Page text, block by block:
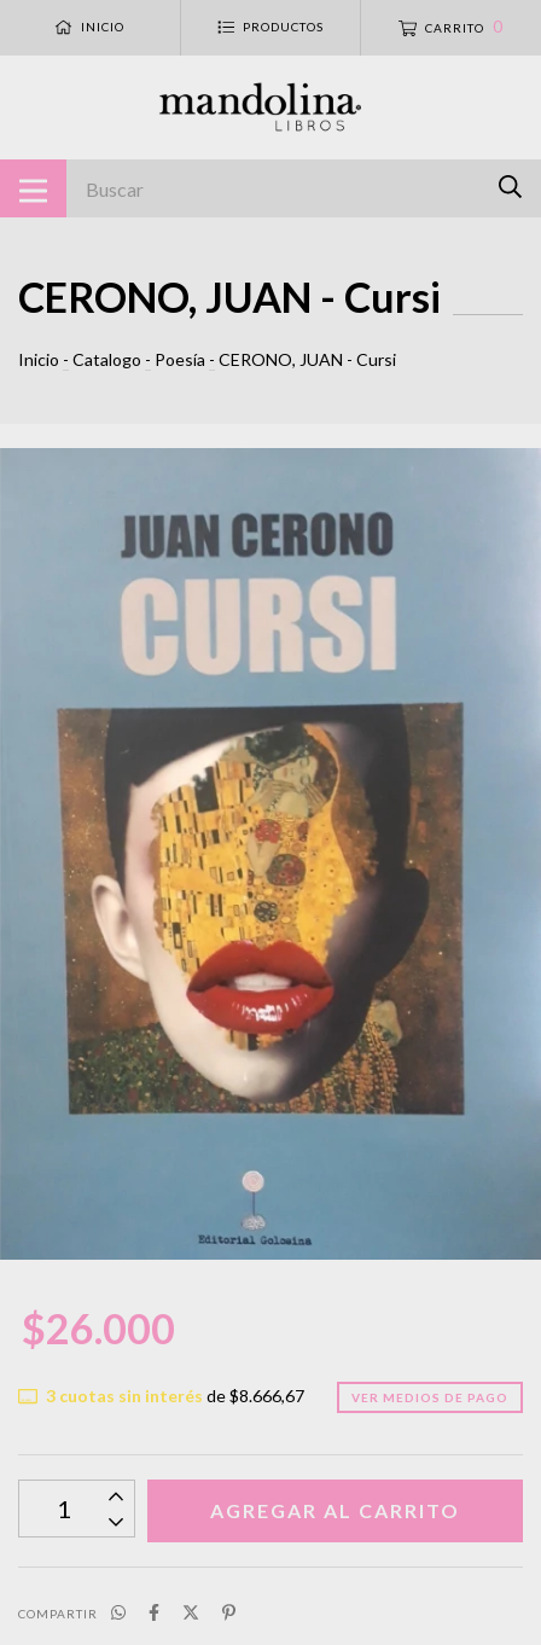
INICIO PRODUCTOS CARRITO 0
CERONO, JUAN - Cursi
Inicio - Catalogo - Poesía - CERONO, JUAN - Cursi
$26.000
3cuotas sin interés de$8.666,67 VER MEDIOS DE PAGO
COMPARTIR